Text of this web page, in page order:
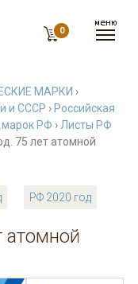
0
МАРКИ ›
и СССР › Российская
марок РФ › Листы РФ
75 лет атомной
РФ 2020 год
атомной